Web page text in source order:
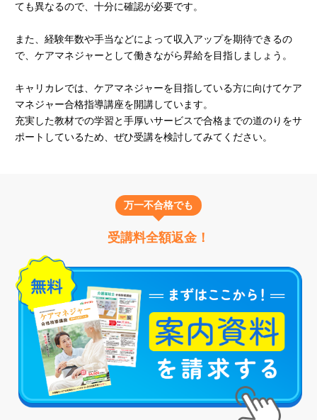
ても異なるので、十分に確認が必要です。
また、経験年数や手当などによって収入アップを期待できるの
で、ケアマネジャーとして働きながら昇給を目指しましょう。
キャリカレでは、ケアマネジャーを目指している方に向けてケア
マネジャー合格指導講座を開講しています。
充実した教材での学習と手厚いサービスで合格までの道のりをサ
ポートしているため、ぜひ受講を検討してみてください。
万一不合格でも
受講料全額返金！